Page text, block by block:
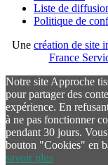
Liste de
Politique de
Une création de site
France
Notre site Approche
pour partager des
expérience. En
à ne pas fonctionner
pendant 30 jours.
bouton "Cookies" en
savoir plus